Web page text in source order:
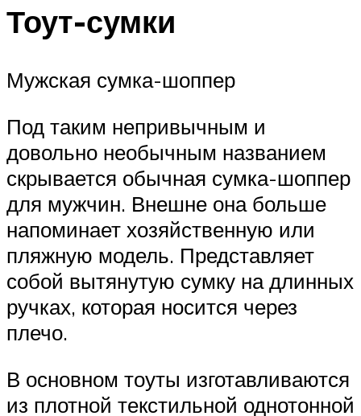
Тоут-сумки
Мужская сумка-шоппер
Под таким непривычным и
довольно необычным названием
скрывается обычная сумка-шоппер
для мужчин. Внешне она больше
напоминает хозяйственную или
пляжную модель. Представляет
собой вытянутую сумку на длинных
ручках, которая носится через
плечо.
В основном тоуты изготавливаются
из плотной текстильной однотонной